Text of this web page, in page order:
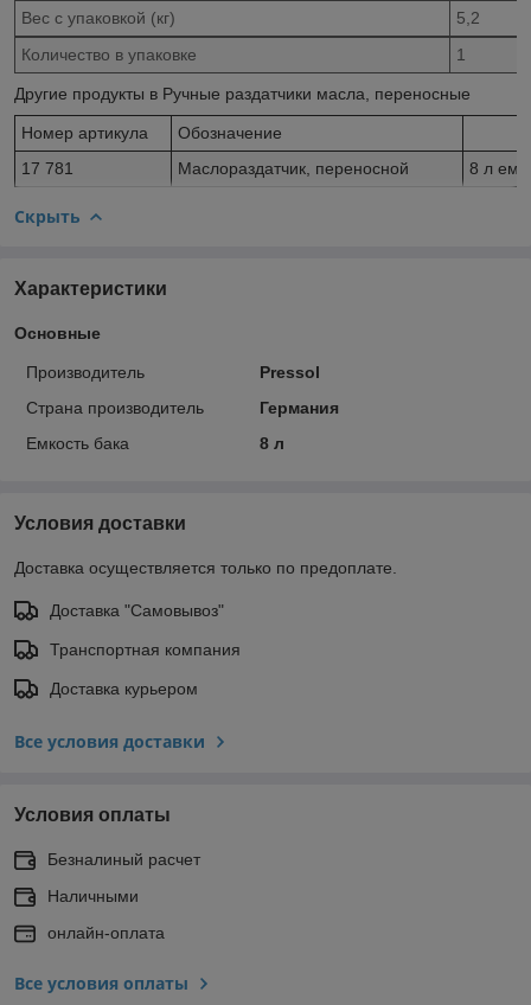
Вес с упаковкой (кг)
5,2
Количество в упаковке
1
Другие продукты в Ручные раздатчики масла, переносные
Номер артикула
Обозначение
17 781
Маслораздатчик, переносной 8 л
Скрыть
Характеристики
Основные
Производитель
Pressol
Страна производитель
Германия
Емкость бака
8 л
Условия доставки
Доставка осуществляется только по предоплате.
Доставка "Самовывоз"
Транспортная компания
Доставка курьером
Все условия доставки
Условия оплаты
Безналиный расчет
Наличными
онлайн-оплата
Все условия оплаты